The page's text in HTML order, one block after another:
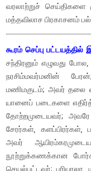
வரலாற்றுச் செய்திகளை
மத்தவிலாச பிரகாசனம்
கூரம் செப்பு பட்டயத்தில்
சந்திரனும் எழுவது
நரசிம்மவர்மனின்
மணிமகுடம்; அவர் தலை
யானைப் படைகளை
தோற்றமுடையவர்; அவரே
சேரர்கள்,
அவர்
நூற்றுக்கணக்கான
செயல்பட்டவர்;